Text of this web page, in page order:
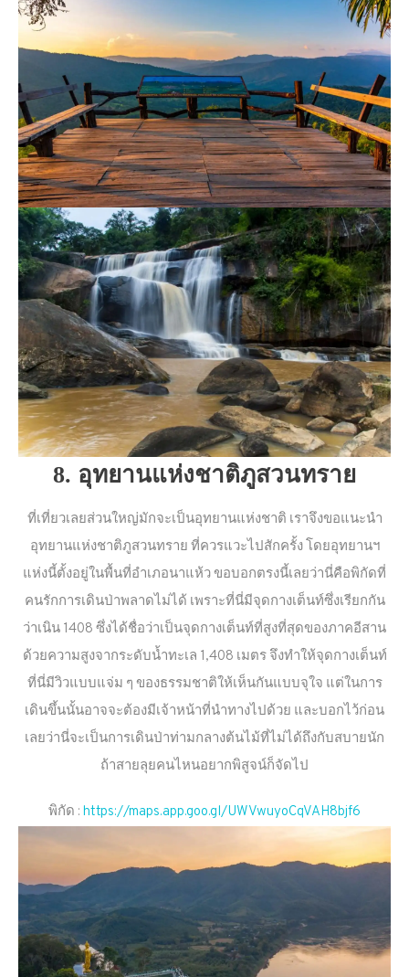
8. อุทยานแห่งชาติภูสวนทราย
ที่เที่ยวเลยส่วนใหญ่มักจะเป็นอุทยานแห่งชาติ เราจึงขอแนะนำ
อุทยานแห่งชาติภูสวนทราย ที่ควรแวะไปสักครั้ง โดยอุทยานฯ
แห่งนี้ตั้งอยู่ในพื้นที่อำเภอนาแห้ว ขอบอกตรงนี้เลยว่านี่คือพิกัดที่
คนรักการเดินป่าพลาดไม่ได้ เพราะที่นี่มีจุดกางเต็นท์ซึ่งเรียกกัน
ว่าเนิน 1408 ซึ่งได้ชื่อว่าเป็นจุดกางเต็นท์ที่สูงที่สุดของภาคอีสาน
ด้วยความสูงจากระดับน้ำทะเล 1,408 เมตร จึงทำให้จุดกางเต็นท์
ที่นี่มีวิวแบบแจ่ม ๆ ของธรรมชาติให้เห็นกันแบบจุใจ แต่ในการ
เดินขึ้นนั้นอาจจะต้องมีเจ้าหน้าที่นำทางไปด้วย และบอกไว้ก่อน
เลยว่านี่จะเป็นการเดินป่าท่ามกลางต้นไม้ที่ไม่ได้ถึงกับสบายนัก
ถ้าสายลุยคนไหนอยากพิสูจน์ก็จัดไป
พิกัด : https://maps.app.goo.gl/UWVwuyoCqVAH8bjf6